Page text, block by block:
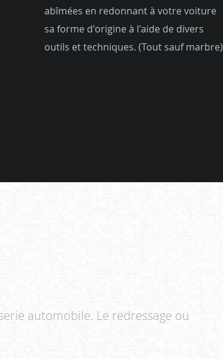
abîmées en redonnant à votre voiture
sa forme d'origine à l'aide de divers
outils et techniques. (Tout sauf marbre)
automobile. Le redressage ou